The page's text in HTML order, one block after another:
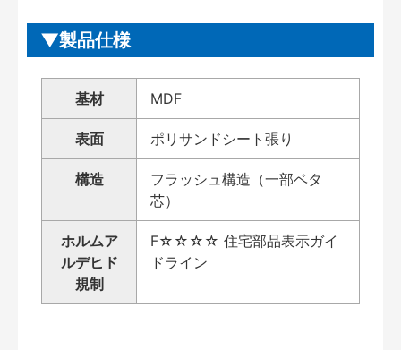
製品仕様
基材 MDF
表面 ポリサンドシート張り
構造
フラッシュ構造（一部ベタ
芯）
ホルムア
ルデヒド
規制
F☆☆☆☆ 住宅部品表示ガイ
ドライン